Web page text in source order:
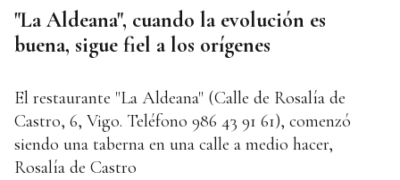
"La Aldeana", cuando la evolución es
buena, sigue fiel a los orígenes
El restaurante "La Aldeana" (Calle de Rosalía de
Castro, 6, Vigo. Teléfono 986 43 91 61), comenzó
siendo una taberna en una calle a medio hacer,
Rosalía de Castro